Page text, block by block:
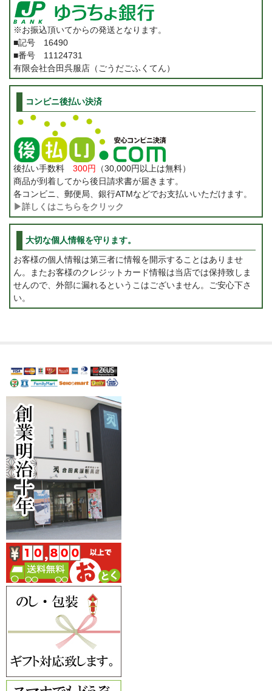
※お振込頂いてからの発送となります。
■記号 16490
■番号 11124731
有限会社合田呉服店（ごうだごふくてん）
コンビニ後払い決済
後払い手数料 300円
（30,000円以上は無料）
商品が到着してから後日請求書が届きます。
各コンビニ、郵便局、銀行ATMなどでお支払いいただけます。
▶詳しくはこちらをクリック
大切な個人情報を守ります。
お客様の個人情報は第三者に情報を開示することはありませ
ん。またお客様のクレジットカード情報は当店では保持致しま
せんので、外部に漏れるというこはございません。ご安心下さ
い。